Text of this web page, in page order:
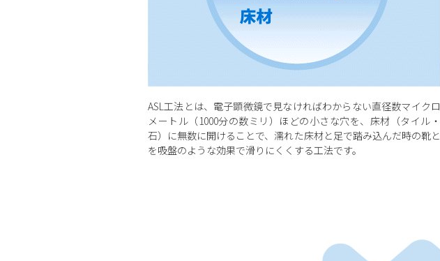
ASL工法とは、電子顕微鏡で見なければわからない直径数マイクロ
メートル（1000分の数ミリ）ほどの小さな穴を、床材（タイル・
石）に無数に開けることで、濡れた床材と足で踏み込んだ時の靴と
を吸盤のような効果で滑りにくくする工法です。